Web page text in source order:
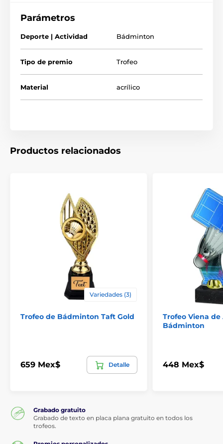
Parámetros
Deporte | Actividad Bádminton
Tipo de premio Trofeo
Material acrílico
Productos relacionados
Variedades (3)
Trofeo de Bádminton Taft Gold
659 Mex$ Detalle
Trofeo Viena
Bádminton
448 Mex$
Grabado gratuito
Grabado de texto en placa plana gratuito en todos los
trofeos.